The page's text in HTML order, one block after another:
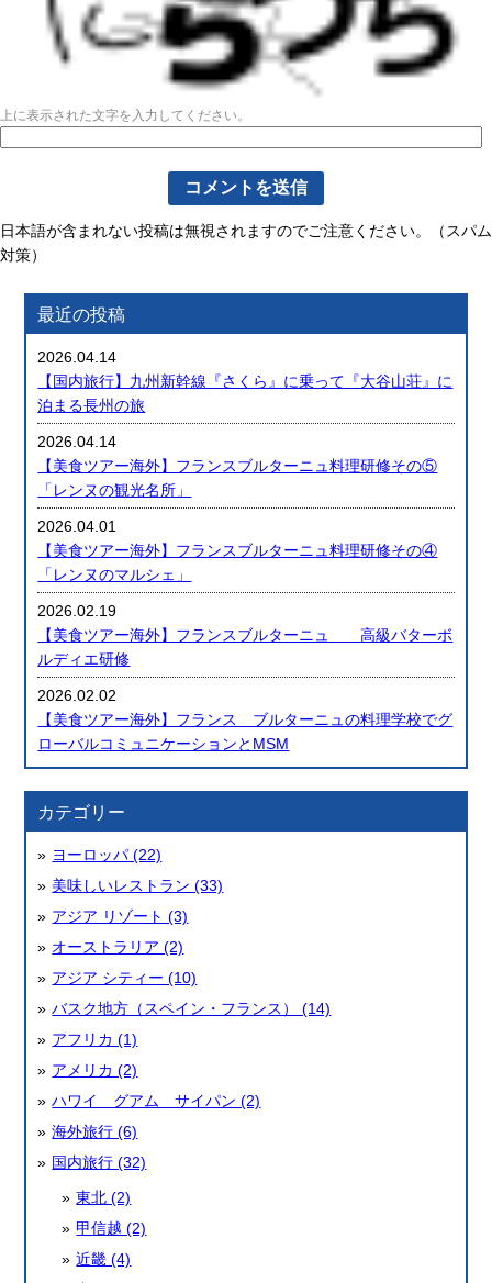
上に表示された文字を入力してください。
日本語が含まれない投稿は無視されますのでご注意ください。（スパム
対策）
最近の投稿
2026.04.14
【国内旅行】九州新幹線『さくら』に乗って『大谷山荘』に
泊まる長州の旅
2026.04.14
【美食ツアー海外】フランスブルターニュ料理研修その⑤
「レンヌの観光名所」
2026.04.01
【美食ツアー海外】フランスブルターニュ料理研修その④
「レンヌのマルシェ」
2026.02.19
【美食ツアー海外】フランスブルターニュ 高級バターボ
ルディエ研修
2026.02.02
【美食ツアー海外】フランス ブルターニュの料理学校でグ
ローバルコミュニケーションとMSM
カテゴリー
ヨーロッパ (22)
美味しいレストラン (33)
アジア リゾート (3)
オーストラリア (2)
アジア シティー (10)
バスク地方（スペイン・フランス） (14)
アフリカ (1)
アメリカ (2)
ハワイ グアム サイパン (2)
海外旅行 (6)
国内旅行 (32)
東北 (2)
甲信越 (2)
近畿 (4)